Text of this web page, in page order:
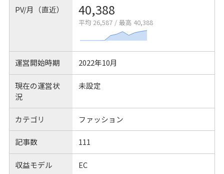
PV/月（直近） 40,388
平均 26,587 / 最高 40,388
運営開始時期 2022年10月
現在の運営状
況
未設定
カテゴリ ファッション
記事数 111
収益モデル EC